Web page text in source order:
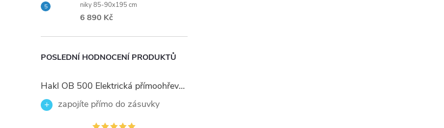
niky 85-90x195 cm
6 890 Kč
POSLEDNÍ HODNOCENÍ PRODUKTŮ
Hakl OB 500 Elektrická přímoohřevná vodovodní baterie, černé flexi ramínko
zapojíte přímo do zásuvky